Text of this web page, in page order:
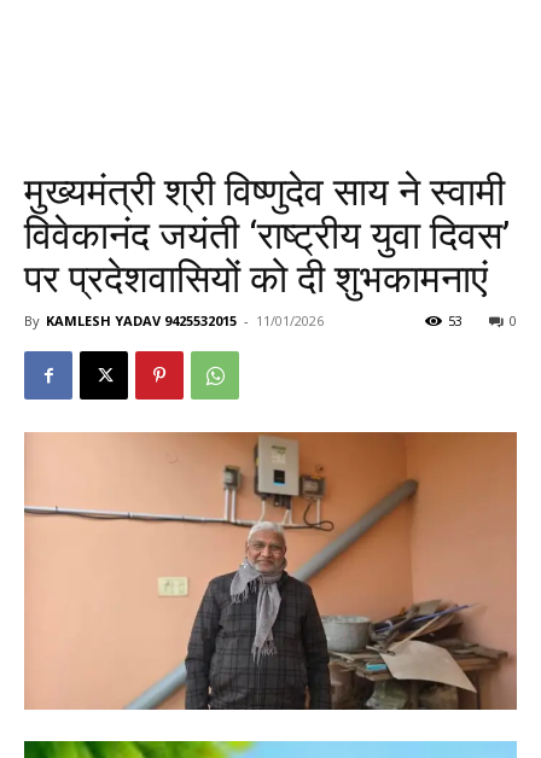
मुख्यमंत्री श्री विष्णुदेव साय ने स्वामी
विवेकानंद जयंती ‘राष्ट्रीय युवा दिवस’
पर प्रदेशवासियों को दी शुभकामनाएं
By KAMLESH YADAV 9425532015 - 11/01/2026 0
53